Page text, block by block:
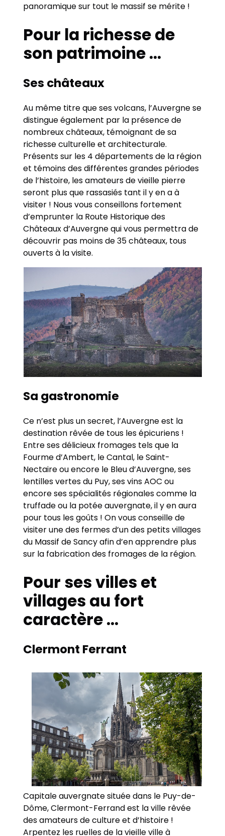
panoramique sur tout le massif se mérite !
Pour la richesse de
son patrimoine …
Ses châteaux
Au même titre que ses volcans, l’Auvergne se
distingue également par la présence de
nombreux châteaux, témoignant de sa
richesse culturelle et architecturale.
Présents sur les 4 départements de la région
et témoins des différentes grandes périodes
de l’histoire, les amateurs de vieille pierre
seront plus que rassasiés tant il y en a à
visiter ! Nous vous conseillons fortement
d’emprunter la Route Historique des
Châteaux d’Auvergne qui vous permettra de
découvrir pas moins de 35 châteaux, tous
ouverts à la visite.
Sa gastronomie
Ce n’est plus un secret, l’Auvergne est la
destination rêvée de tous les épicuriens !
Entre ses délicieux fromages tels que la
Fourme d’Ambert, le Cantal, le Saint-
Nectaire ou encore le Bleu d’Auvergne, ses
lentilles vertes du Puy, ses vins AOC ou
encore ses spécialités régionales comme la
truffade ou la potée auvergnate, il y en aura
pour tous les goûts ! On vous conseille de
visiter une des fermes d’un des petits villages
du Massif de Sancy afin d’en apprendre plus
sur la fabrication des fromages de la région.
Pour ses villes et
villages au fort
caractère …
Clermont Ferrant
Capitale auvergnate située dans le Puy-de-
Dôme, Clermont-Ferrand est la ville rêvée
des amateurs de culture et d’histoire !
Arpentez les ruelles de la vieille ville à